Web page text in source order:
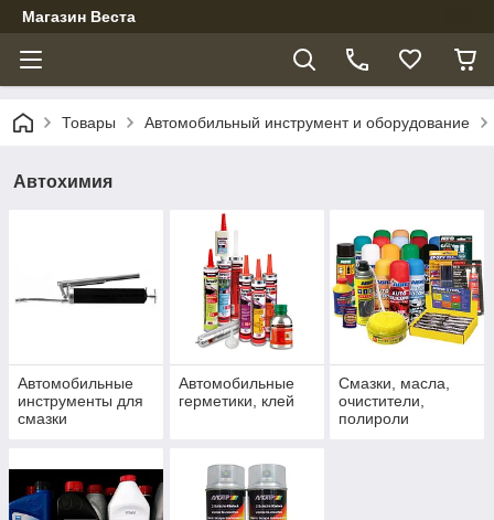
Магазин Веста
Товары Автомобильный инструмент и оборудование
Автохимия
Автомобильные
инструменты для
смазки
Автомобильные
герметики, клей
Смазки, масла,
очистители,
полироли